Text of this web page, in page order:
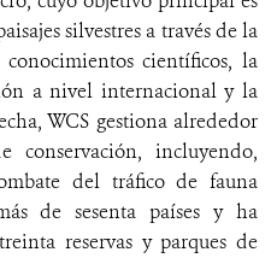
silvestres a través de la
científicos, la
a nivel internacional y la
WCS gestiona alrededor
conservación, incluyendo,
del tráfico de fauna
de sesenta países y ha
reservas y parques de